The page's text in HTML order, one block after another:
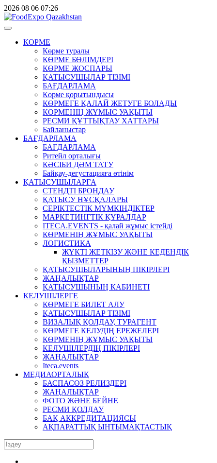
2026 08 06 07:26
КӨРМЕ
Көрме туралы
КӨРМЕ БӨЛІМДЕРІ
КӨРМЕ ЖОСПАРЫ
ҚАТЫСУШЫЛАР ТІЗІМІ
БАҒДАРЛАМА
Көрме қорытындысы
КӨРМЕГЕ ҚАЛАЙ ЖЕТУГЕ БОЛАДЫ
КӨРМЕНІҢ ЖҰМЫС УАҚЫТЫ
РЕСМИ ҚҰТТЫҚТАУ ХАТТАРЫ
Байланыстар
БАҒДАРЛАМА
БАҒДАРЛАМА
Ритейл орталығы
КӘСІБИ ДӘМ ТАТУ
Байқау-дегустацияға өтінім
ҚАТЫСУШЫЛАРҒА
СТЕНДТІ БРОНДАУ
ҚАТЫСУ НҰСҚАЛАРЫ
СЕРІКТЕСТІК МҮМКІНДІКТЕР
МАРКЕТИНГТІК ҚҰРАЛДАР
ITECA.EVENTS - қалай жұмыс істейді
КӨРМЕНІҢ ЖҰМЫС УАҚЫТЫ
ЛОГИСТИКА
ЖҮКТІ ЖЕТКІЗУ ЖӘНЕ КЕДЕНДІК
ҚЫЗМЕТТЕР
ҚАТЫСУШЫЛАРЫНЫҢ ПІКІРЛЕРІ
ЖАҢАЛЫҚТАР
ҚАТЫСУШЫНЫҢ КАБИНЕТІ
КЕЛУШІЛЕРГЕ
КӨРМЕГЕ БИЛЕТ АЛУ
ҚАТЫСУШЫЛАР ТІЗІМІ
ВИЗАЛЫҚ ҚОЛДАУ, ТУРАГЕНТ
КӨРМЕГЕ КЕЛУДІҢ ЕРЕЖЕЛЕРІ
КӨРМЕНІҢ ЖҰМЫС УАҚЫТЫ
КЕЛУШІЛЕРДІҢ ПІКІРЛЕРІ
ЖАҢАЛЫҚТАР
Iteca.events
МЕДИАОРТАЛЫҚ
БАСПАСӨЗ РЕЛИЗДЕРІ
ЖАҢАЛЫҚТАР
ФОТО ЖӘНЕ БЕЙНЕ
РЕСМИ ҚОЛДАУ
БАҚ АККРЕДИТАЦИЯСЫ
АҚПАРАТТЫҚ ЫНТЫМАҚТАСТЫҚ